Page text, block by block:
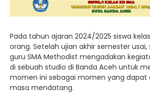
Pada tahun ajaran 2024/2025 siswa
orang. Setelah ujian akhir semester usai,
guru SMA Methodist mengadakan
di sebuah studio di Banda Aceh untuk
momen ini sebagai momen yang dapat
masa mendatang.